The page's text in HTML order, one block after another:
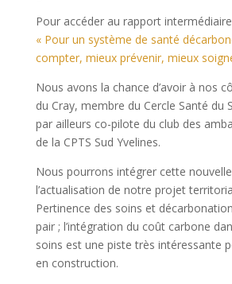
Pour accéder au rapport
« Pour un système de santé
compter, mieux prévenir, mieux
Nous avons la chance d’avoir à nos
du Cray, membre du Cercle Santé du
par ailleurs co-pilote du club des
de la CPTS Sud Yvelines.
Nous pourrons intégrer cette
l’actualisation de notre projet
Pertinence des soins et
pair ; l’intégration du coût carbone
soins est une piste très intéressante
en construction.